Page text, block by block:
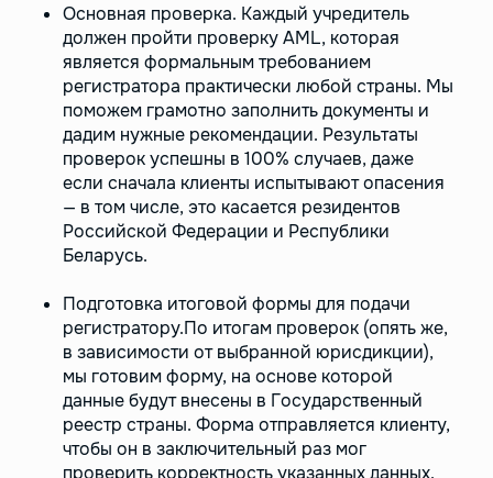
Основная проверка. Каждый учредитель
должен пройти проверку AML, которая
является формальным требованием
регистратора практически любой страны. Мы
поможем грамотно заполнить документы и
дадим нужные рекомендации. Результаты
проверок успешны в 100% случаев, даже
если сначала клиенты испытывают опасения
— в том числе, это касается резидентов
Российской Федерации и Республики
Беларусь.
Подготовка итоговой формы для подачи
регистратору.По итогам проверок (опять же,
в зависимости от выбранной юрисдикции),
мы готовим форму, на основе которой
данные будут внесены в Государственный
реестр страны. Форма отправляется клиенту,
чтобы он в заключительный раз мог
проверить корректность указанных данных.